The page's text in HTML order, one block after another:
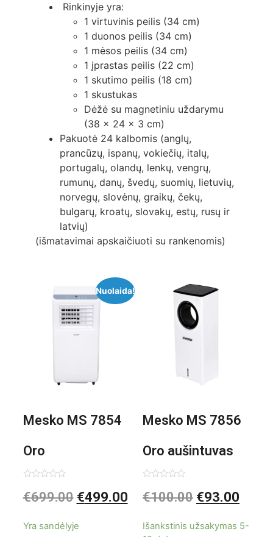
Rinkinyje yra:
1 virtuvinis peilis (34 cm)
1 duonos peilis (34 cm)
1 mėsos peilis (34 cm)
1 įprastas peilis (22 cm)
1 skutimo peilis (18 cm)
1 skustukas
Dėžė su magnetiniu uždarymu
(38 x 24 x 3 cm)
Pakuotė 24 kalbomis (anglų,
prancūzų, ispanų, vokiečių, italų,
portugalų, olandų, lenkų, vengrų,
rumunų, danų, švedų, suomių, lietuvių,
norvegų, slovėnų, graikų, čekų,
bulgarų, kroatų, slovakų, estų, rusų ir
latvių)
(išmatavimai apskaičiuoti su rankenomis)
Nuolaida!
Mesko MS 7854
Oro
kondicionierius
0
iš
€699.00 €499.00
Yra sandėlyje
Mesko MS 7856
Oro aušintuvas
be ašmenų 3in1
0
iš
€100.00 €93.00
Išankstinis užsakymas 5-